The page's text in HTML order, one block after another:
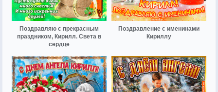
Поздравляю с прекрасным
праздником, Кирилл. Света в
сердце
Поздравление с именинами
Кириллу